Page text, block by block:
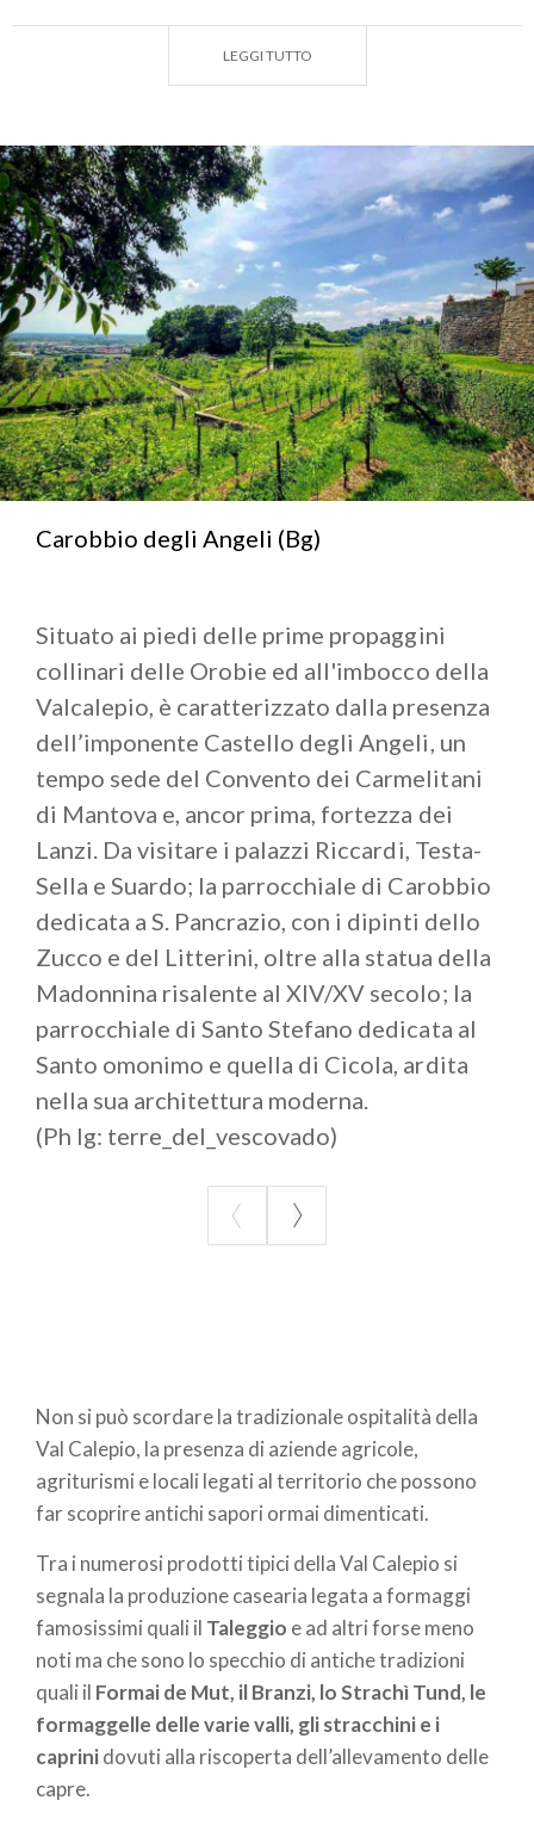
sensazioni recondite.LEGGI TUTTO
Carobbio degli Angeli (Bg)
Situato ai piedi delle prime propaggini
collinari delle Orobie ed all'imbocco della
Valcalepio, è caratterizzato dalla presenza
dell’imponente Castello degli Angeli, un
tempo sede del Convento dei Carmelitani
di Mantova e, ancor prima, fortezza dei
Lanzi. Da visitare i palazzi Riccardi, Testa-
Sella e Suardo; la parrocchiale di Carobbio
dedicata a S. Pancrazio, con i dipinti dello
Zucco e del Litterini, oltre alla statua della
Madonnina risalente al XIV/XV secolo; la
parrocchiale di Santo Stefano dedicata al
Santo omonimo e quella di Cicola, ardita
nella sua architettura moderna.
(Ph Ig: terre_del_vescovado)
Non si può scordare la tradizionale ospitalità della
Val Calepio, la presenza di aziende agricole,
agriturismi e locali legati al territorio che possono
far scoprire antichi sapori ormai dimenticati.
Tra i numerosi prodotti tipici della Val Calepio si
segnala la produzione casearia legata a formaggi
famosissimi quali il Taleggio e ad altri forse meno
noti ma che sono lo specchio di antiche tradizioni
quali il Formai de Mut, il Branzi, lo Strachì Tund, le
formaggelle delle varie valli, gli stracchini e i
caprinidovuti alla riscoperta dell’allevamento delle
capre.